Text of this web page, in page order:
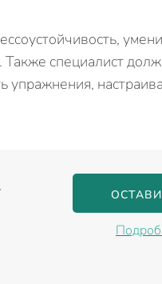
специалист
упражнения,